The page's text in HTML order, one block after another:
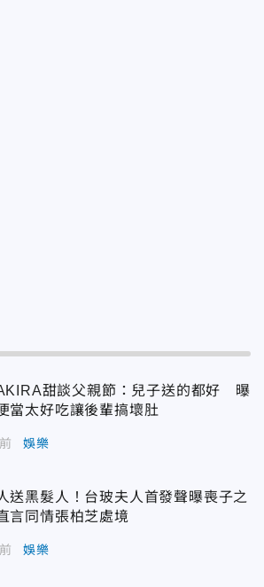
甜談父親節：兒子送的都好 曝
當太好吃讓後輩搞壞肚
娛樂
送黑髮人！台玻夫人首發聲曝喪子之
同情張柏芝處境
娛樂